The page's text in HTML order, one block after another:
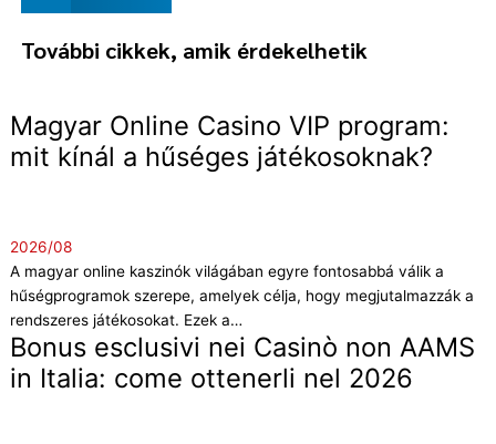
További cikkek, amik érdekelhetik
Magyar Online Casino VIP program:
mit kínál a hűséges játékosoknak?
2026/08
A magyar online kaszinók világában egyre fontosabbá válik a
hűségprogramok szerepe, amelyek célja, hogy megjutalmazzák a
rendszeres játékosokat. Ezek a…
Bonus esclusivi nei Casinò non AAMS
in Italia: come ottenerli nel 2026